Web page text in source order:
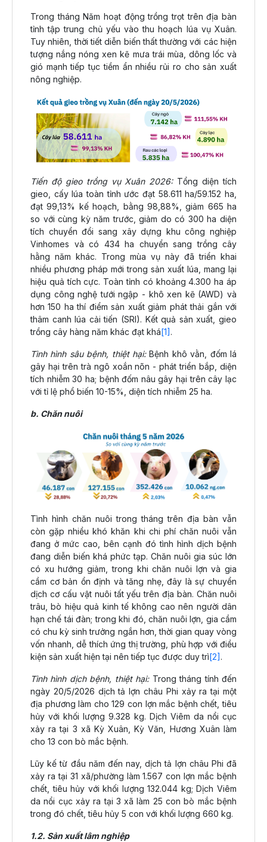
Trong tháng Năm hoạt động trồng trọt trên địa bàn
tỉnh tập trung chủ yếu vào thu hoạch lúa vụ Xuân.
Tuy nhiên, thời tiết diễn biến thất thường với các hiện
tượng nắng nóng xen kẽ mưa trái mùa, dông lốc và
gió mạnh tiếp tục tiềm ẩn nhiều rủi ro cho sản xuất
nông nghiệp.
Tiến độ gieo trồng vụ Xuân 2026:Tổng diện tích
gieo, cấy lúa toàn tỉnh ước đạt 58.611 ha/59.152 ha,
đạt 99,13% kế hoạch, bằng 98,88%, giảm 665 ha
so với cùng kỳ năm trước, giảm do có 300 ha diện
tích chuyển đổi sang xây dựng khu công nghiệp
Vinhomes và có 434 ha chuyển sang trồng cây
hằng năm khác. Trong mùa vụ này đã triển khai
nhiều phương pháp mới trong sản xuất lúa, mang lại
hiệu quả tích cực. Toàn tỉnh có khoảng 4.300 ha áp
dụng công nghệ tưới ngập - khô xen kẽ (AWD) và
hơn 150 ha thí điểm sản xuất giảm phát thải gắn với
thâm canh lúa cải tiến (SRI). Kết quả sản xuất, gieo
trồng cây hàng năm khác đạt khá[1] .
Tình hình sâu bệnh, thiệt hại:Bệnh khô vằn, đốm lá
gây hại trên trà ngô xoắn nõn - phát triển bắp, diện
tích nhiễm 30 ha; bệnh đốm nâu gây hại trên cây lạc
với tỉ lệ phổ biến 10-15%, diện tích nhiễm 25 ha.
b. Chăn nuôi
Tình hình chăn nuôi trong tháng trên địa bàn vẫn
còn gặp nhiều khó khăn khi chi phí chăn nuôi vẫn
đang ở mức cao, bên cạnh đó tình hình dịch bệnh
đang diễn biến khá phức tạp. Chăn nuôi gia súc lớn
có xu hướng giảm, trong khi chăn nuôi lợn và gia
cầm cơ bản ổn định và tăng nhẹ, đây là sự chuyển
dịch cơ cấu vật nuôi tất yếu trên địa bàn. Chăn nuôi
trâu, bò hiệu quả kinh tế không cao nên người dân
hạn chế tái đàn; trong khi đó, chăn nuôi lợn, gia cầm
có chu kỳ sinh trưởng ngắn hơn, thời gian quay vòng
vốn nhanh, dễ thích ứng thị trường, phù hợp với điều
kiện sản xuất hiện tại nên tiếp tục được duy trì[2] .
Tình hình dịch bệnh, thiệt hại:Trong tháng tính đến
ngày 20/5/2026 dịch tả lợn châu Phi xảy ra tại một
địa phương làm cho 129 con lợn mắc bệnh chết, tiêu
hủy với khối lượng 9.328 kg. Dịch Viêm da nổi cục
xảy ra tại 3 xã Kỳ Xuân, Kỳ Văn, Hương Xuân làm
cho 13 con bò mắc bệnh.
Lũy kế từ đầu năm đến nay, dịch tả lợn châu Phi đã
xảy ra tại 31 xã/phường làm 1.567 con lợn mắc bệnh
chết, tiêu hủy với khối lượng 132.044 kg; Dịch Viêm
da nổi cục xảy ra tại 3 xã làm 25 con bò mắc bệnh
trong đó chết, tiêu hủy 5 con với khối lượng 660 kg.
1.2. Sản xuất lâm nghiệp